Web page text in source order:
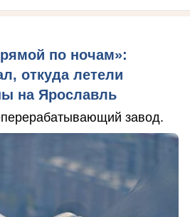
по ночам»:
откуда летели
на Ярославль
завод.